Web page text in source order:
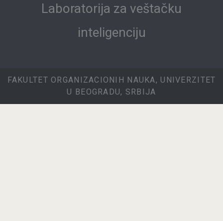
Laboratorija za veštačku
inteligenciju
FAKULTET ORGANIZACIONIH NAUKA, UNIVERZITET
U BEOGRADU, SRBIJA